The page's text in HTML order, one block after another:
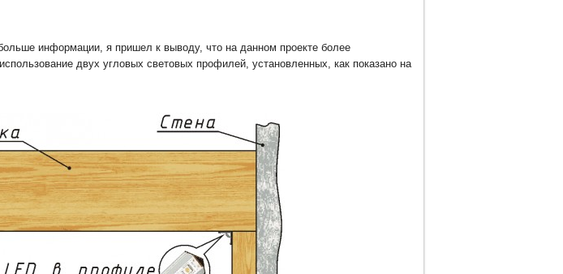
информации, я пришел к выводу, что на данном проекте более
двух угловых световых профилей, установленных, как показано на